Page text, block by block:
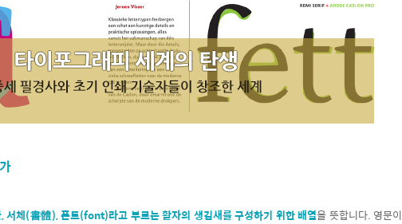
체(書體), 폰트(font)라고 부르는 활자의 생김새를 구성하기 위한 배열을 뜻합니다. 영문이